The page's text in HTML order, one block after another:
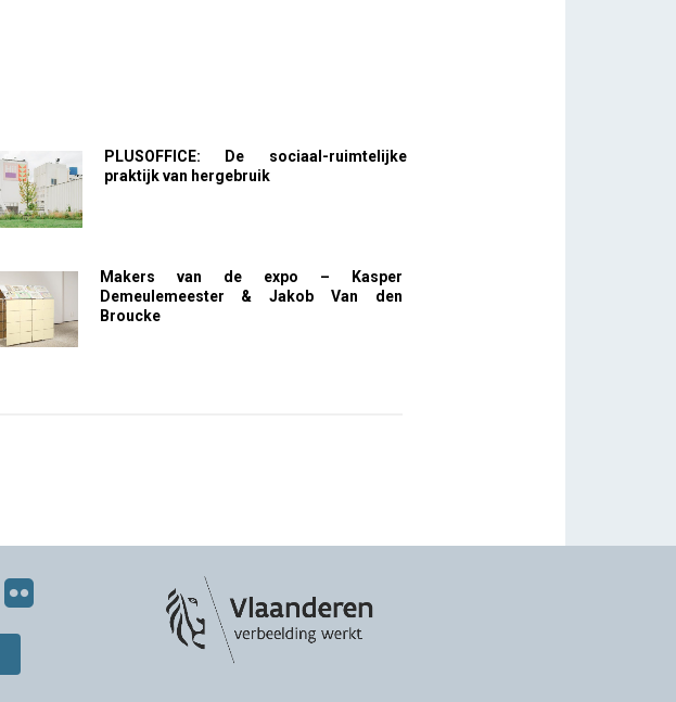
PLUSOFFICE: De sociaal-ruimtelijke
praktijk van hergebruik
Makers van de expo – Kasper
Demeulemeester & Jakob Van den
Broucke